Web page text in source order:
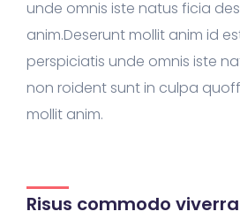
unde omnis iste natus ficia
anim.Deserunt mollit anim id
perspiciatis unde omnis iste
non roident sunt in culpa
mollit anim.
Risus commodo